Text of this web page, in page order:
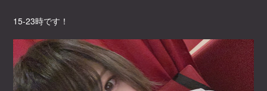
15-23時です！